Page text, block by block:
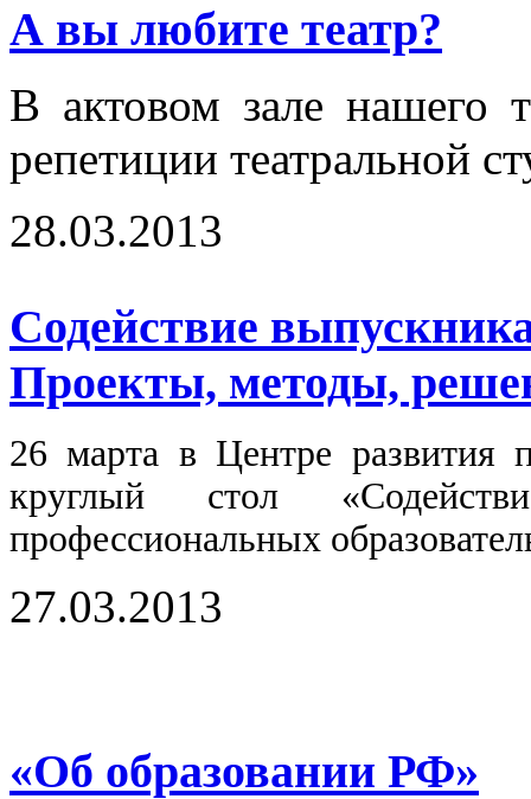
А вы любите театр?
В актовом зале нашего
репетиции театральной
28.03.2013
Содействие
Проекты, методы,
26 марта в Центре развития
круглый стол
профессиональных
27.03.2013
«Об образовании РФ»